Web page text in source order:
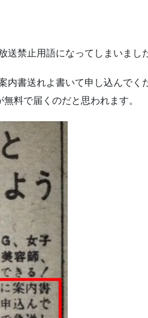
禁止用語になってしまいまし
内書送れよ書いて申し込んでく
料で届くのだと思われます。